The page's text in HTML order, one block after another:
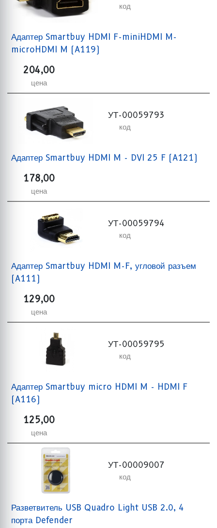
код
Адаптер Smartbuy HDMI F-miniHDMI M-
microHDMI M (A119)
204,00
цена
УТ-00059793
код
Адаптер Smartbuy HDMI M - DVI 25 F (A121)
178,00
цена
УТ-00059794
код
Адаптер Smartbuy HDMI M-F, угловой разъем
(A111)
129,00
цена
УТ-00059795
код
Адаптер Smartbuy micro HDMI M - HDMI F
(A116)
125,00
цена
УТ-00009007
код
Разветвитель USB Quadro Light USB 2.0, 4
порта Defender